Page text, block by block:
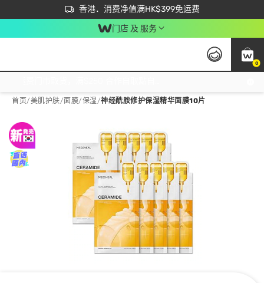
香港．消费净值满HK$399免运费
立即成为易赏钱会员尽享独家优惠
首次APP下单买满$450 输入 NEWAPP 即减$50
门店 及 服务
0
首页/美肌护肤/面膜/保湿/神经酰胺修护保湿精华面膜10片